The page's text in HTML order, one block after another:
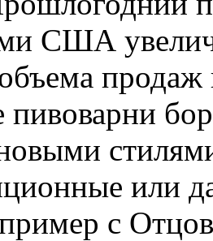
США
продаж
или
с